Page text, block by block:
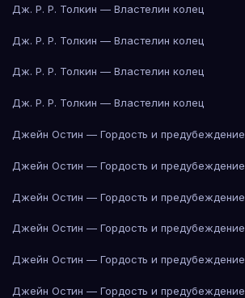
Дж. Р. Р. Толкин — Властелин колец
Дж. Р. Р. Толкин — Властелин колец
Дж. Р. Р. Толкин — Властелин колец
Дж. Р. Р. Толкин — Властелин колец
Джейн Остин — Гордость и предубеждение
Джейн Остин — Гордость и предубеждение
Джейн Остин — Гордость и предубеждение
Джейн Остин — Гордость и предубеждение
Джейн Остин — Гордость и предубеждение
Джейн Остин — Гордость и предубеждение